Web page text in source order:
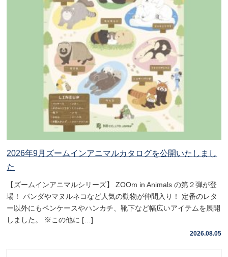
2026年9月ズームインアニマルカタログを公開いたしまし
た
【ズームインアニマルシリーズ】 ZOOm in Animals の第２弾が登
場！ パンダやマヌルネコなど人気の動物が仲間入り！ 定番のレタ
ー以外にもペンケースやハンカチ、靴下など幅広いアイテムを展開
しました。 ※この他に […]
2026.08.05